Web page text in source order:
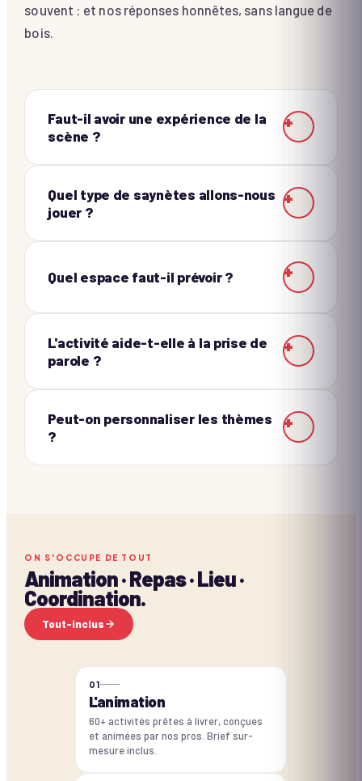
souvent : et nos réponses honnêtes, sans langue de
bois.
Faut-il avoir une expérience de la
scène ?
+
Quel type de saynètes allons-nous
jouer ?
+
Quel espace faut-il prévoir ? +
L'activité aide-t-elle à la prise de
parole ?
+
Peut-on personnaliser les thèmes
?
+
ON S'OCCUPE DE TOUT
Animation · Repas · Lieu ·
Coordination.
Tout-inclus
01
L'animation
60+ activités prêtes à livrer, conçues
et animées par nos pros. Brief sur-
mesure inclus.